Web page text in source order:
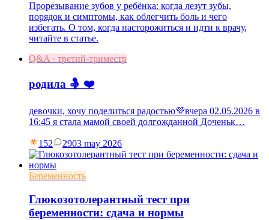
Прорезывание зубов у ребёнка: когда лезут зубы,
порядок и симптомы, как облегчить боль и чего
избегать. О том, когда насторожиться и идти к врачу,
читайте в статье.
Q&A · третий-триместр
родила 🤱 ❤️
девочки, хочу поделиться радостью💜вчера 02.05.2026 в
16:45 я стала мамой своей долгожданной Доченьк…
152 2903 may 2026
Беременность
Глюкозотолерантный тест при
беременности: сдача и нормы